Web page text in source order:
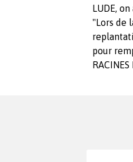
LUDE,
"Lors de
pour